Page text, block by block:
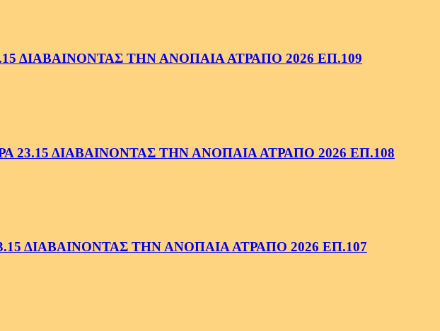
ΤΗΝ ΑΝΟΠΑΙΑ ΑΤΡΑΠΟ 2026 ΕΠ.109
ΔΙΑΒΑΙΝΟΝΤΑΣ ΤΗΝ ΑΝΟΠΑΙΑ ΑΤΡΑΠΟ 2026 ΕΠ.108
ΤΗΝ ΑΝΟΠΑΙΑ ΑΤΡΑΠΟ 2026 ΕΠ.107